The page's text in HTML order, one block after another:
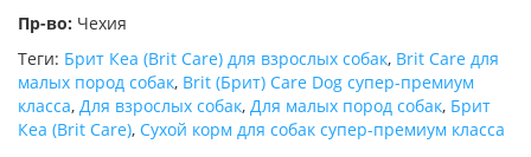
Пр-во: Чехия
Теги: Брит Кеа (Brit Care) для взрослых собак, Brit Care для
малых пород собак, Brit (Брит) Care Dog супер-премиум
класса, Для взрослых собак, Для малых пород собак, Брит
Кеа (Brit Care), Сухой корм для собак супер-премиум класса